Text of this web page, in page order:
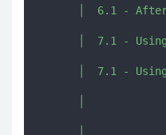
│  6.1 -
│  7.1 -
│  7.1 -